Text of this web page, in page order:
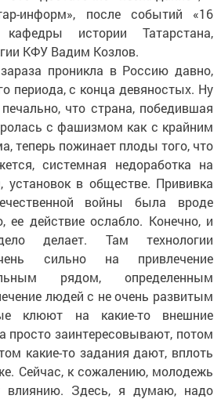
информ», после событий «16
истории Татарстана,
КФУ Вадим Козлов.
проникла в Россию давно,
периода, с конца девяностых. Ну
что страна, победившая
с фашизмом как с крайним
теперь пожинает плоды того, что
системная недоработка на
установок в обществе. Прививка
войны была вроде
ее действие ослабло. Конечно, и
делает. Там технологии
сильно на привлечение
рядом, определенным
людей с не очень развитым
клюют на какие-то внешние
просто заинтересовывают, потом
какие-то задания дают, вплоть
Сейчас, к сожалению, молодежь
влиянию. Здесь, я думаю, надо